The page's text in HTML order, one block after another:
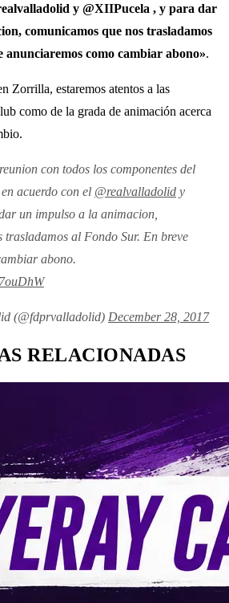
y @XIIPucela , y para dar
comunicamos que nos trasladamos
como cambiar abono».
Zorrilla, estaremos atentos a las
como de la grada de animación acerca
con todos los componentes del
acuerdo con el @realvalladolid y
un impulso a la animacion,
trasladamos al Fondo Sur. En breve
abono.
(@fdprvalladolid) December 28, 2017
RELACIONADAS